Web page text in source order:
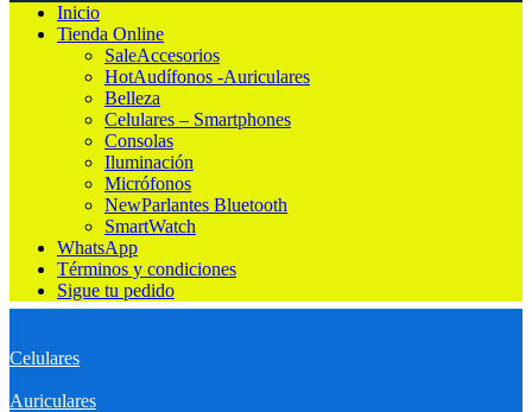
Inicio
Tienda Online
SaleAccesorios
HotAudífonos -Auriculares
Belleza
Celulares – Smartphones
Consolas
Iluminación
Micrófonos
NewParlantes Bluetooth
SmartWatch
WhatsApp
Términos y condiciones
Sigue tu pedido
Celulares
Auriculares